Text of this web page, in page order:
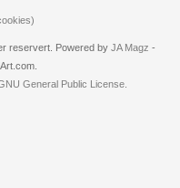
reservert. Powered by JA Magz -
General Public License.